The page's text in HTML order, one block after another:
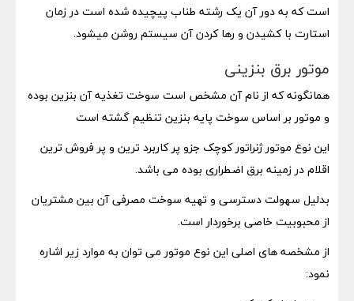
است که به دور آن یک رشته طناب پیچیده شده است در زمان
استارت با کشیدن و رها کردن آن سیستم روشن میشود.
موتور برق بنزینی
همانگونه که از نام آن مشخص است سوخت تغذیه آن بنزین بوده
و موتور بر اساس سوخت پایه بنزین تنظیم گشته است
این نوع موتور ژنراتور کوچک جزو پر کاربرد ترین و پر فروش ترین
اقلام در زمینه برق اضطراری بوده می باشد.
بدلیل سهولت دسترسی و تهیه سوخت مصرفی آن بین مشتریان
از محبوبیت خاصی برخوردار است.
از مشخصه های اصلی این نوع موتور می توان به موارد زیر اشاره
نمود: